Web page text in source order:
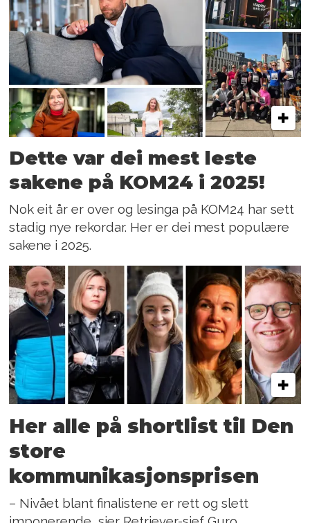
Dette var dei mest leste
sakene på KOM24 i 2025!
Nok eit år er over og lesinga på KOM24 har sett
stadig nye rekordar. Her er dei mest populære
sakene i 2025.
Her alle på shortlist til Den
store
kommunikasjonsprisen
– Nivået blant finalistene er rett og slett